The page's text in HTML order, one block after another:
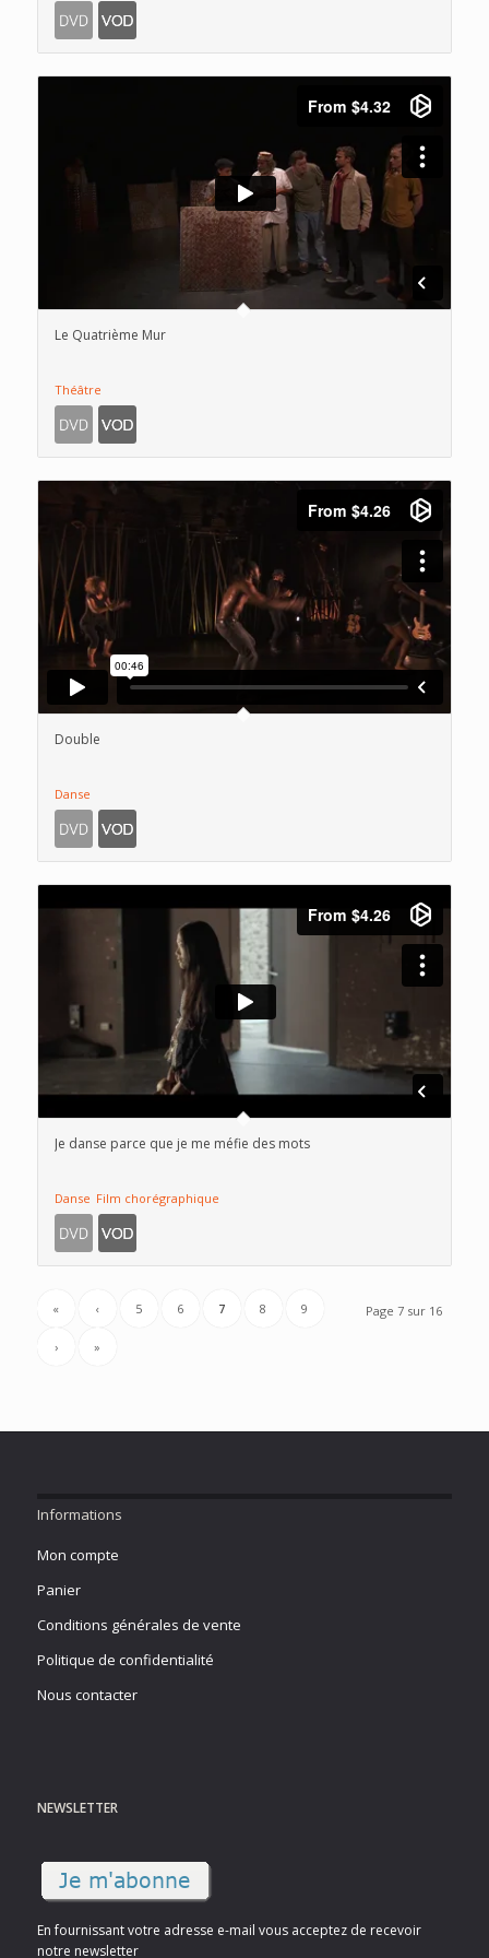
Le Quatrième Mur
Théâtre
Double
Danse
Je danse parce que je me méfie des mots
Danse Film chorégraphique
Page 7 sur 16
« ‹ 5 6 7 8 9
› »
Informations
Mon compte
Panier
Conditions générales de vente
Politique de confidentialité
Nous contacter
NEWSLETTER
En fournissant votre adresse e-mail vous acceptez de recevoir
notre newsletter